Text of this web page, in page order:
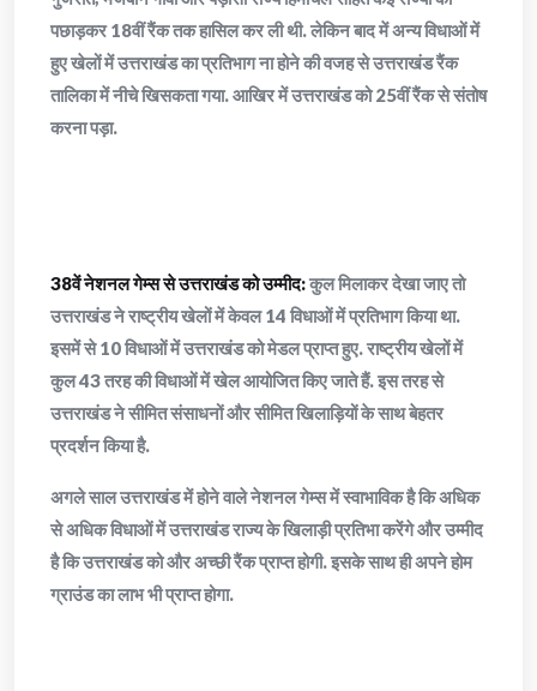
पछाड़कर 18वीं रैंक तक हासिल कर ली थी. लेकिन बाद में अन्य विधाओं में
हुए खेलों में उत्तराखंड का प्रतिभाग ना होने की वजह से उत्तराखंड रैंक
तालिका में नीचे खिसकता गया. आखिर में उत्तराखंड को 25वीं रैंक से संतोष
करना पड़ा.
38वें नेशनल गेम्स से उत्तराखंड को उम्मीद:कुल मिलाकर देखा जाए तो
उत्तराखंड ने राष्ट्रीय खेलों में केवल 14 विधाओं में प्रतिभाग किया था.
इसमें से 10 विधाओं में उत्तराखंड को मेडल प्राप्त हुए. राष्ट्रीय खेलों में
कुल 43 तरह की विधाओं में खेल आयोजित किए जाते हैं. इस तरह से
उत्तराखंड ने सीमित संसाधनों और सीमित खिलाड़ियों के साथ बेहतर
प्रदर्शन किया है.
अगले साल उत्तराखंड में होने वाले नेशनल गेम्स में स्वाभाविक है कि अधिक
से अधिक विधाओं में उत्तराखंड राज्य के खिलाड़ी प्रतिभा करेंगे और उम्मीद
है कि उत्तराखंड को और अच्छी रैंक प्राप्त होगी. इसके साथ ही अपने होम
ग्राउंड का लाभ भी प्राप्त होगा.